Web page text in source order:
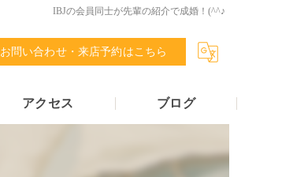
IBJの会員同士が先輩の紹介で成婚！(^^♪
お問い合わせ・来店予約はこちら
アクセス ブログ